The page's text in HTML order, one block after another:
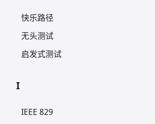
快乐路径
无头测试
启发式测试
I
IEEE 829